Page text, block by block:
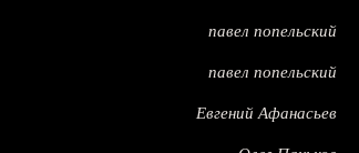
павел попельский
павел попельский
Евгений Афанасьев